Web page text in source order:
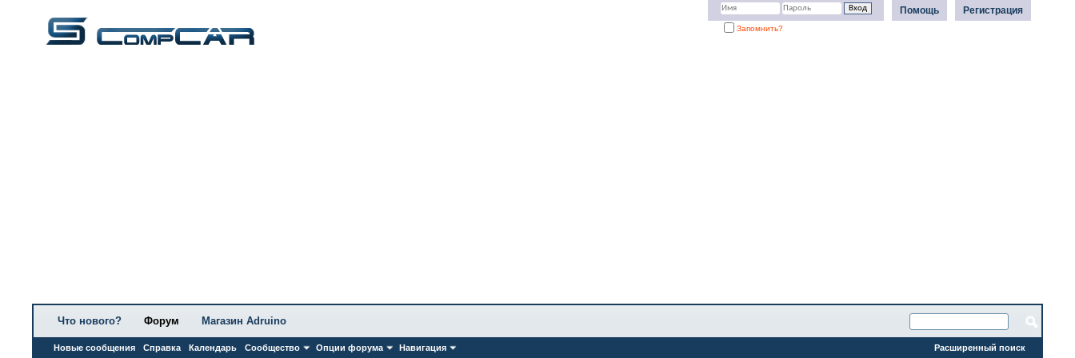
Регистрация
Помощь
Запомнить?
Что нового? Форум
Новые сообщения Справка Календарь Сообщество Опции форума Навигация
Магазин Adruino
Расширенный поиск